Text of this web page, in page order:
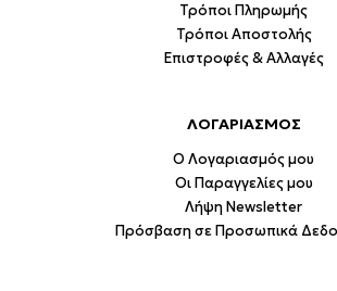
Τρόποι Πληρωμής
Τρόποι Αποστολής
Επιστροφές & Αλλαγές
ΛΟΓΑΡΙΑΣΜΟΣ
Ο Λογαριασμός μου
Οι Παραγγελίες μου
Λήψη Newsletter
Πρόσβαση σε Προσωπικά